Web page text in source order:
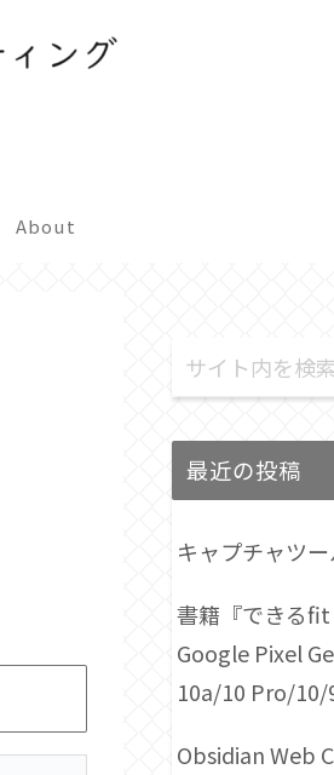
About
最近の投稿
キャプチャツー
書籍『できるfit
Google Pixel
10a/10 Pro/10/
Obsidian Web